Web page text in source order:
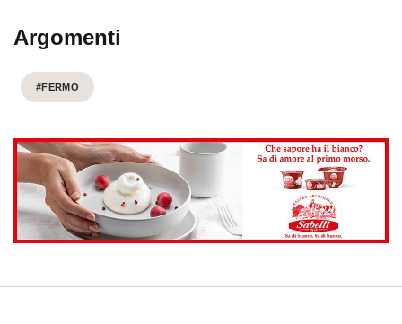
Argomenti
#FERMO